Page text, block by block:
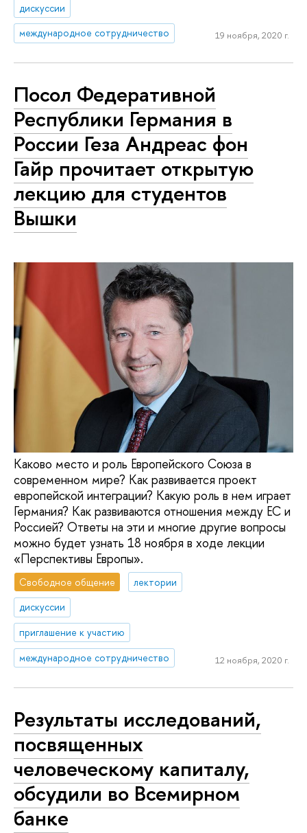
дискуссии
международное сотрудничество
19 ноября, 2020 г.
Посол Федеративной
Республики Германия в
России Геза Андреас фон
Гайр прочитает открытую
лекцию для студентов
Вышки
Каково место и роль Европейского Союза в
современном мире? Как развивается проект
европейской интеграции? Какую роль в нем играет
Германия? Как развиваются отношения между ЕС и
Россией? Ответы на эти и многие другие вопросы
можно будет узнать 18 ноября в ходе лекции
«Перспективы Европы».
Свободное общение
лектории
дискуссии
приглашение к участию
международное сотрудничество
12 ноября, 2020 г.
Результаты исследований,
посвященных
человеческому капиталу,
обсудили во Всемирном
банке